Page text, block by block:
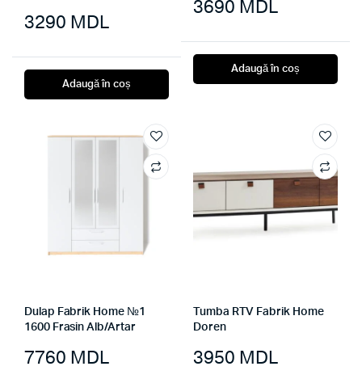
3290 MDL
Adaugă în coș
3690 MDL
Adaugă în coș
Dulap Fabrik Home №1
1600 Frasin Alb/Artar
7760 MDL
Tumba RTV Fabrik Home
Doren
3950 MDL